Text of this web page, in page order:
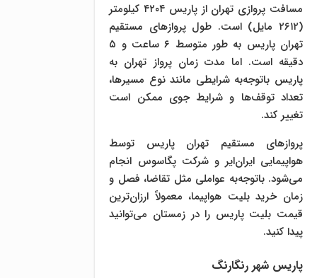
مسافت پروازی تهران از پاریس ۴۲۰۴ کیلومتر
(۲۶۱۲ مایل) است. طول پروازهای مستقیم
تهران پاریس به طور متوسط ۶ ساعت و ۵
دقیقه است. اما مدت زمان پرواز تهران به
پاریس باتوجه‌به شرایطی مانند نوع مسیرها،
تعداد توقف‌ها و شرایط جوی ممکن است
تغییر کند.
پروازهای مستقیم تهران پاریس توسط
هواپیمایی ایران‌ایر و شرکت پگاسوس انجام
می‌شود. باتوجه‌به عواملی مثل تقاضا، فصل و
زمان خرید بلیت هواپیما، معمولاً ارزان‌ترین
قیمت بلیت پاریس را در زمستان می‌توانید
پیدا کنید.
پاریس شهر رنگارنگ